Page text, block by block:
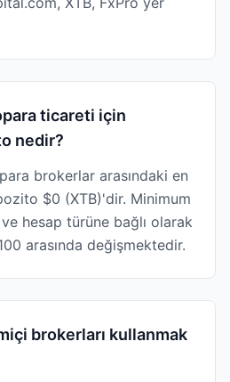
ticareti için
nedir?
brokerlar arasındaki en
$0 (XTB)'dir. Minimum
hesap türüne bağlı olarak
arasında değişmektedir.
brokerları kullanmak